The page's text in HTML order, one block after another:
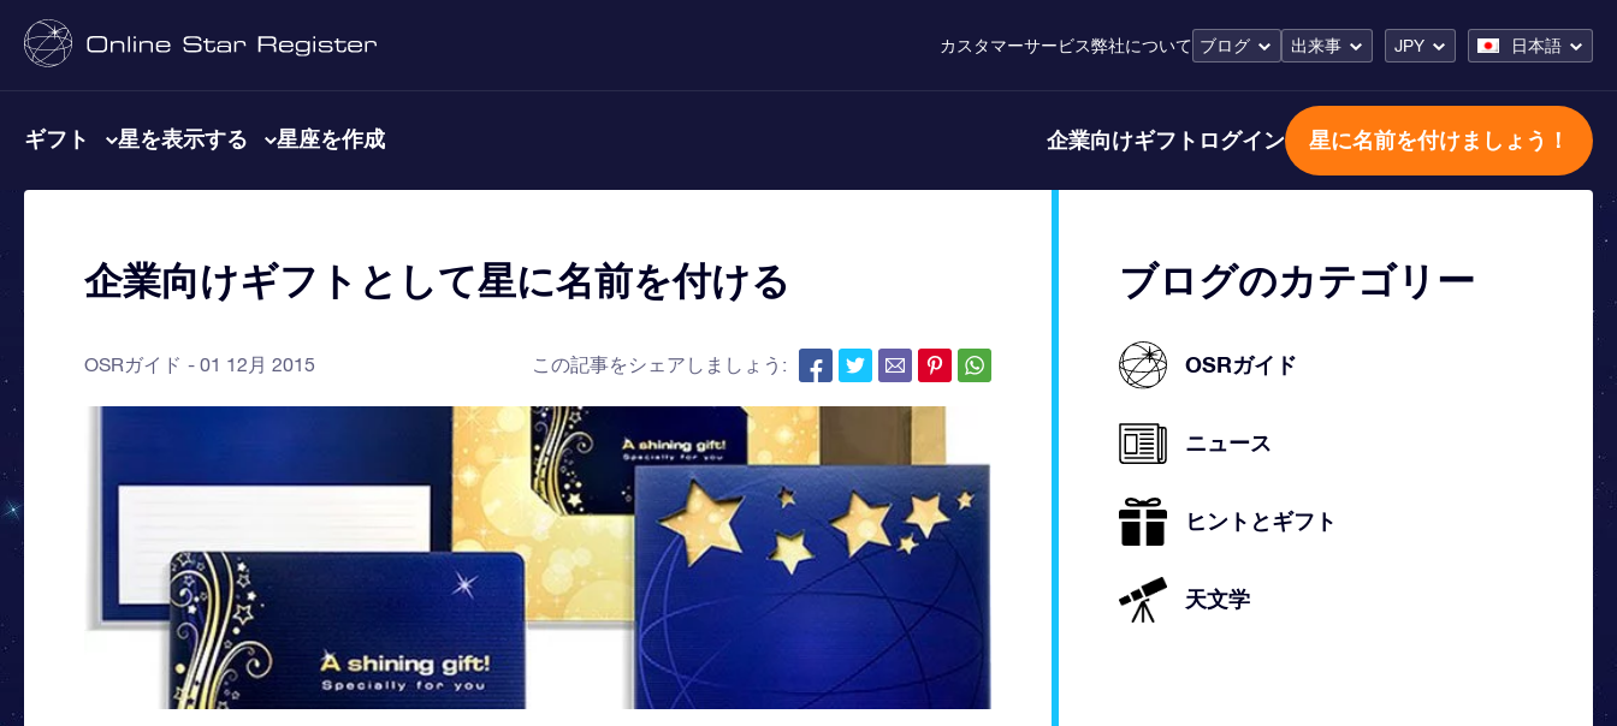
カスタマーサービス弊社について ブログ 出来事 JPY 日本語
ギフト 星を表示する 星座を作成 企業向けギフト ログイン 星に名前を付けましょう！
企業向けギフトとして星に名前を付ける
OSRガイド 01 12月 2015 この記事をシェアしましょう:
ブログのカテゴリー
OSRガイド
ニュース
ヒントとギフト
天文学